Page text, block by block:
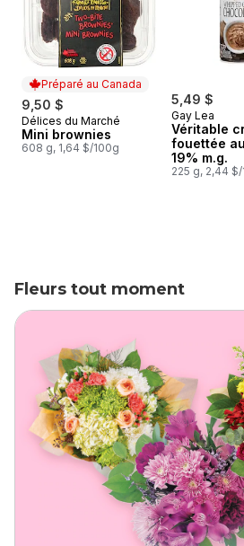
Préparé au Canada
9,50 $
Préparé au Canada
Délices du Marché
Mini brownies
608 g, 1,64 $/100g
5,49 $
Gay Lea
Véritable
fouettée
19% m.g.
225 g, 2,44
Fleurs tout moment
Skip